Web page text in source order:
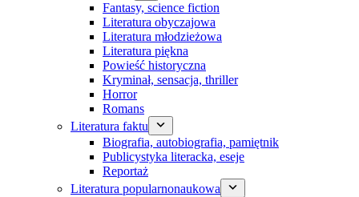
Fantasy, science fiction
Literatura obyczajowa
Literatura młodzieżowa
Literatura piękna
Powieść historyczna
Kryminał, sensacja, thriller
Horror
Romans
Literatura faktu
Biografia, autobiografia, pamiętnik
Publicystyka literacka, eseje
Reportaż
Literatura popularnonaukowa